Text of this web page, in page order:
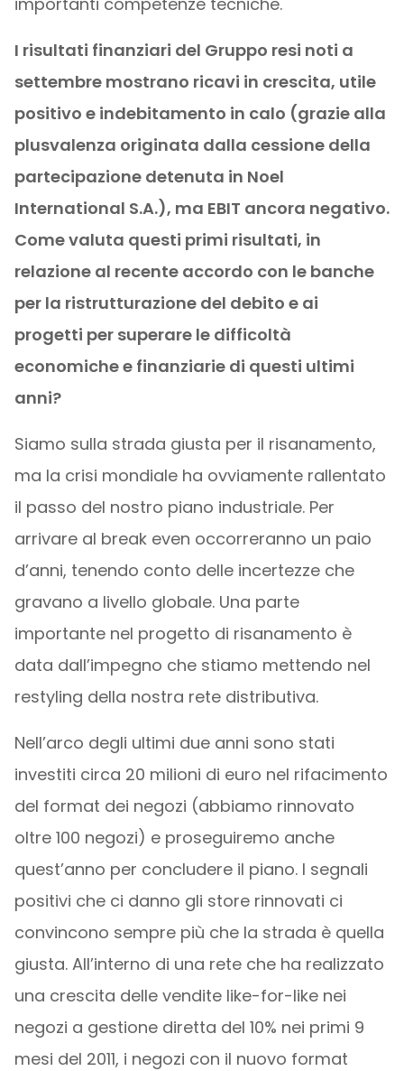
I risultati finanziari del Gruppo resi noti a
settembre mostrano ricavi in crescita, utile
positivo e indebitamento in calo (grazie alla
plusvalenza originata dalla cessione della
partecipazione detenuta in Noel
International S.A.), ma EBIT ancora negativo.
Come valuta questi primi risultati, in
relazione al recente accordo con le banche
per la ristrutturazione del debito e ai
progetti per superare le difficoltà
economiche e finanziarie di questi ultimi
anni?
Siamo sulla strada giusta per il risanamento,
ma la crisi mondiale ha ovviamente rallentato
il passo del nostro piano industriale. Per
arrivare al break even occorreranno un paio
d’anni, tenendo conto delle incertezze che
gravano a livello globale. Una parte
importante nel progetto di risanamento è
data dall’impegno che stiamo mettendo nel
restyling della nostra rete distributiva.
Nell’arco degli ultimi due anni sono stati
investiti circa 20 milioni di euro nel rifacimento
del format dei negozi (abbiamo rinnovato
oltre 100 negozi) e proseguiremo anche
quest’anno per concludere il piano. I segnali
positivi che ci danno gli store rinnovati ci
convincono sempre più che la strada è quella
giusta. All’interno di una rete che ha realizzato
una crescita delle vendite like-for-like nei
negozi a gestione diretta del 10% nei primi 9
mesi del 2011, i negozi con il nuovo format